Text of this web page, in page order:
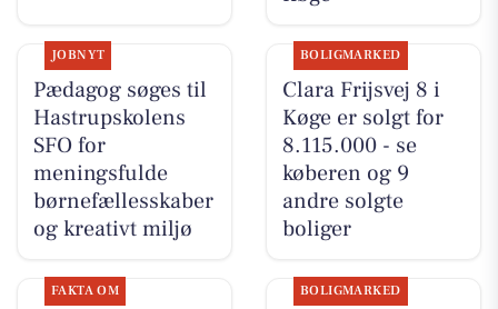
JOBNYT
Pædagog søges til
Hastrupskolens
SFO for
meningsfulde
børnefællesskaber
og kreativt miljø
BOLIGMARKED
Clara Frijsvej 8 i
Køge er solgt for
8.115.000 - se
køberen og 9
andre solgte
boliger
FAKTA OM BOLIGMARKED